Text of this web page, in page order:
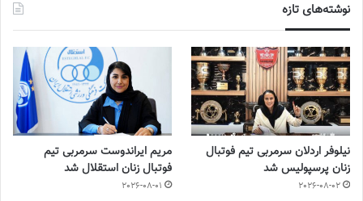
نوشته‌های تازه
نیلوفر اردلان سرمربی تیم فوتبال
زنان پرسپولیس شد
2026-08-02
مریم ایراندوست سرمربی تیم
فوتبال زنان استقلال شد
2026-08-01